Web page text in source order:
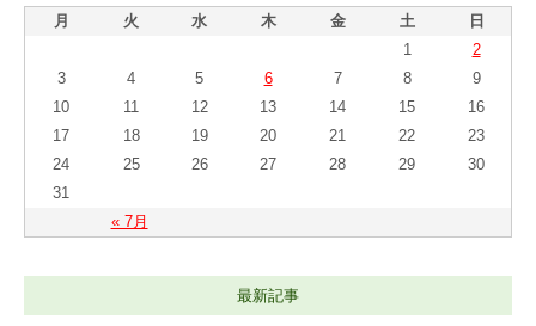
月 火 水 木 金 土 日
« 7月
1
2
3
4 5 6 7 8
9
10
11 12 13 14 15
16
17
18 19 20 21 22
23
24
25 26 27 28 29
30
31
最新記事